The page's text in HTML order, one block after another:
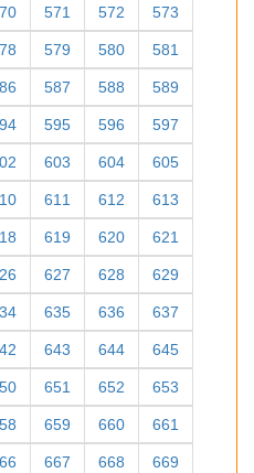
571 572 573
579 580 581
587 588 589
595 596 597
603 604 605
611 612 613
619 620 621
627 628 629
635 636 637
643 644 645
651 652 653
659 660 661
667 668 669